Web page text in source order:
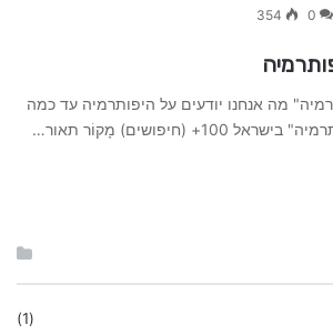
0
354
מה אנחנו יודעים על היפותרמיה עד כמה
(חיפושים) מָקוֹר תאור…
(1)